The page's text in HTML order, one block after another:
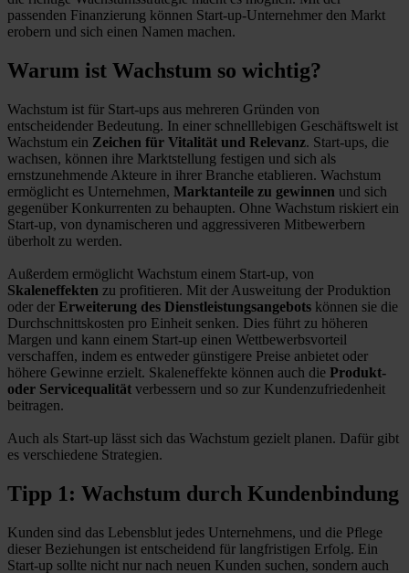
passenden Finanzierung können Start-up-Unternehmer den Markt
erobern und sich einen Namen machen.
Warum ist Wachstum so wichtig?
Wachstum ist für Start-ups aus mehreren Gründen von
entscheidender Bedeutung. In einer schnelllebigen Geschäftswelt ist
Wachstum ein Zeichen für Vitalität und Relevanz. Start-ups, die
wachsen, können ihre Marktstellung festigen und sich als
ernstzunehmende Akteure in ihrer Branche etablieren. Wachstum
ermöglicht es Unternehmen, Marktanteile zu gewinnen und sich
gegenüber Konkurrenten zu behaupten. Ohne Wachstum riskiert ein
Start-up, von dynamischeren und aggressiveren Mitbewerbern
überholt zu werden.
Außerdem ermöglicht Wachstum einem Start-up, von
Skaleneffekten zu profitieren. Mit der Ausweitung der Produktion
oder der Erweiterung des Dienstleistungsangebots können sie die
Durchschnittskosten pro Einheit senken. Dies führt zu höheren
Margen und kann einem Start-up einen Wettbewerbsvorteil
verschaffen, indem es entweder günstigere Preise anbietet oder
höhere Gewinne erzielt. Skaleneffekte können auch die Produkt-
oder Servicequalität verbessern und so zur Kundenzufriedenheit
beitragen.
Auch als Start-up lässt sich das Wachstum gezielt planen. Dafür gibt
es verschiedene Strategien.
Tipp 1: Wachstum durch Kundenbindung
Kunden sind das Lebensblut jedes Unternehmens, und die Pflege
dieser Beziehungen ist entscheidend für langfristigen Erfolg. Ein
Start-up sollte nicht nur nach neuen Kunden suchen, sondern auch